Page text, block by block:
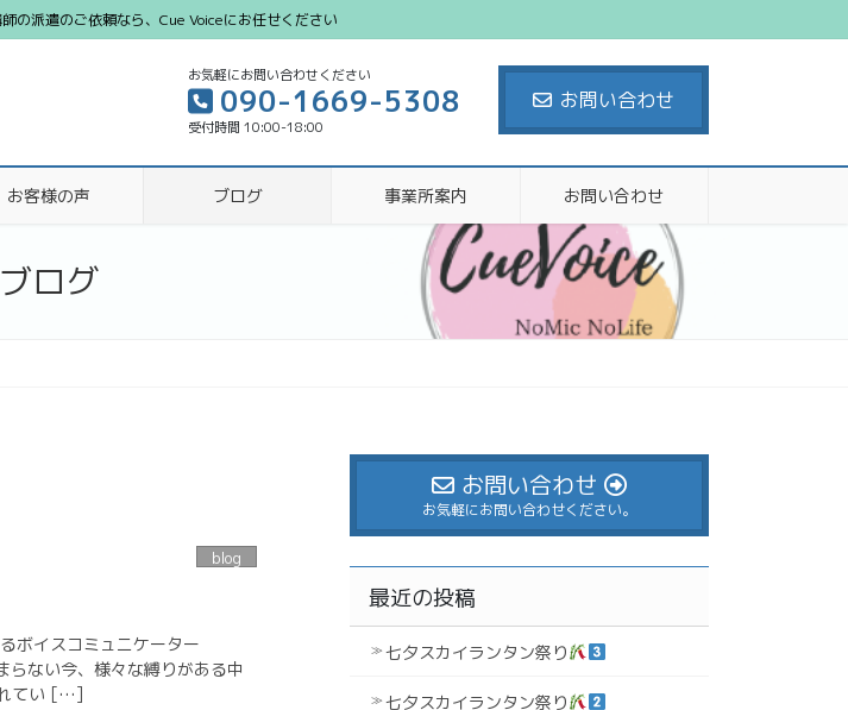
の派遣のご依頼なら、Cue Voiceにお任せください
お気軽にお問い合わせください
090-1669-5308
受付時間 10:00-18:00
お問い合わせ
お客様の声 ブログ 事業所案内 お問い合わせ
ブログ
blog
ボイスコミュニケーター
ない今、様々な縛りがある中
れてい […]
お問い合わせ
お気軽にお問い合わせください。
最近の投稿
七夕スカイランタン祭り
七夕スカイランタン祭り